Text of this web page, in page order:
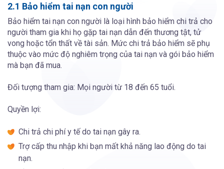
2.1 Bảo hiểm tai nạn con người
Bảo hiểm tai nạn con người là loại hình bảo hiểm chi trả cho
người tham gia khi họ gặp tai nạn dẫn đến thương tật, tử
vong hoặc tổn thất về tài sản. Mức chi trả bảo hiểm sẽ phụ
thuộc vào mức độ nghiêm trọng của tai nạn và gói bảo hiểm
mà bạn đã mua.
Đối tượng tham gia: Mọi người từ 18 đến 65 tuổi.
Quyền lợi:
Chi trả chi phí y tế do tai nạn gây ra.
Trợ cấp thu nhập khi bạn mất khả năng lao động do tai
nạn.